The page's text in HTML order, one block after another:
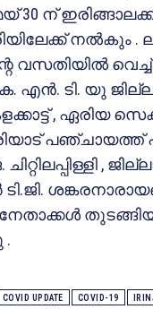
30 ന്
നൽകും .
വസതിയിൽ
എൻ. ടി. യു
, ഏരിയ
പഞ്ചായത്ത്
,
.
COVID UPDATE COVID-19